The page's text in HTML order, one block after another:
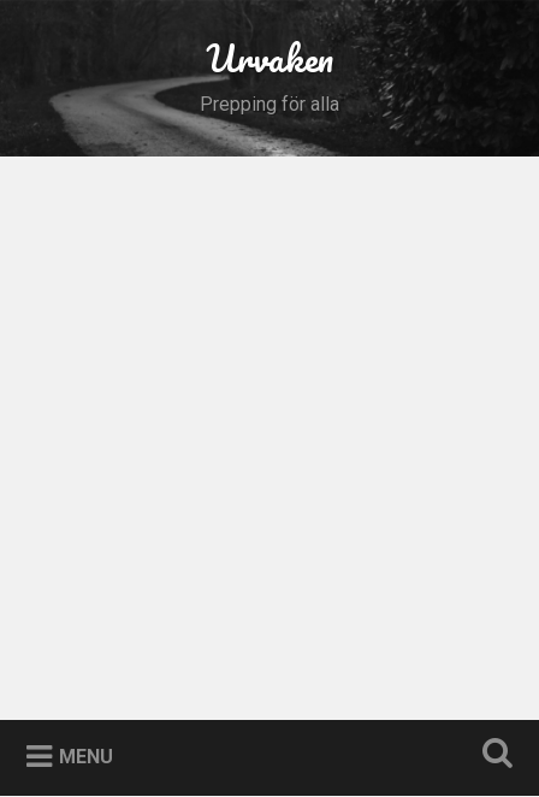
Urvaken
Prepping för alla
MENU